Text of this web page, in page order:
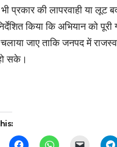
प्रकार की लापरवाही या लूट
किया कि अभियान को पूरी
जाए ताकि जनपद में
सके।